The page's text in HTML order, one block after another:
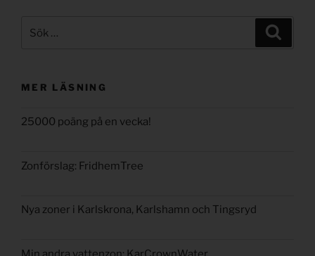
efter:
MER LÄSNING
25000 poäng på en vecka!
Zonförslag: FridhemTree
Nya zoner i Karlskrona, Karlshamn och Tingsryd